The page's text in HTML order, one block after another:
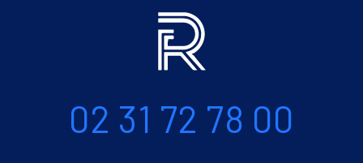
02 31 72 78 00